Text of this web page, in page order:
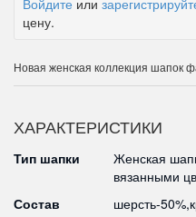
цену.
Новая женская коллекция шапок
ХАРАКТЕРИСТИКИ
Тип шапки
Женская
вязанными
Состав
шерсть-